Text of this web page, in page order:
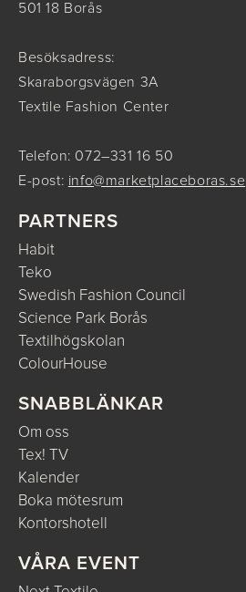
501 18 Borås
Besöksadress:
Skaraborgsvägen 3A
Textile Fashion Center
Telefon: 072–331 16 50
E-post: info@marketplaceboras.se
PARTNERS
Habit
Teko
Swedish Fashion Council
Science Park Borås
Textilhögskolan
ColourHouse
SNABBLÄNKAR
Om oss
Tex! TV
Kalender
Boka mötesrum
Kontorshotell
VÅRA EVENT